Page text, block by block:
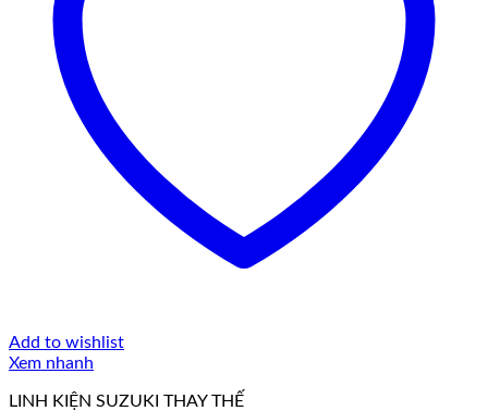
Add to wishlist
Xem nhanh
LINH KIỆN SUZUKI THAY THẾ